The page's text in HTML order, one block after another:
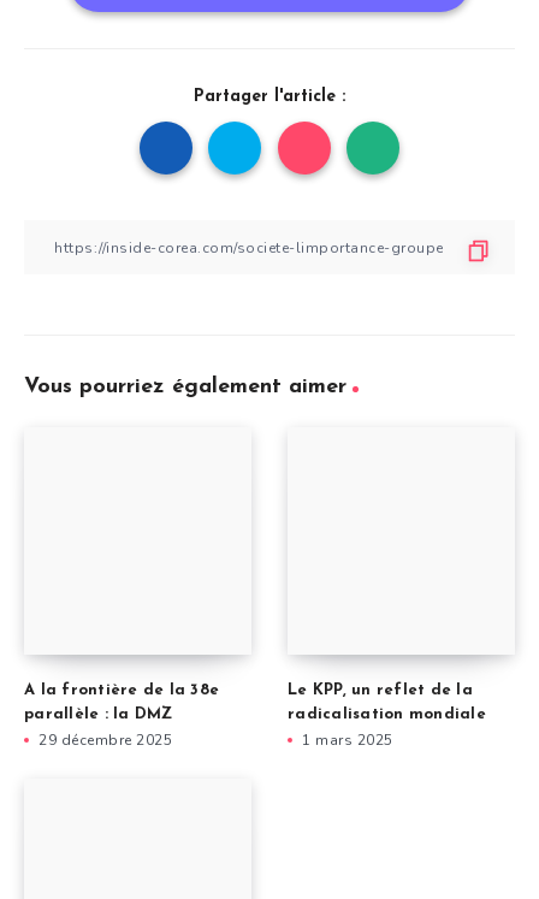
Partager l'article :
Vous pourriez également aimer
A la frontière de la 38e
parallèle : la DMZ
29 décembre 2025
Le KPP, un reflet de la
radicalisation mondiale
1 mars 2025